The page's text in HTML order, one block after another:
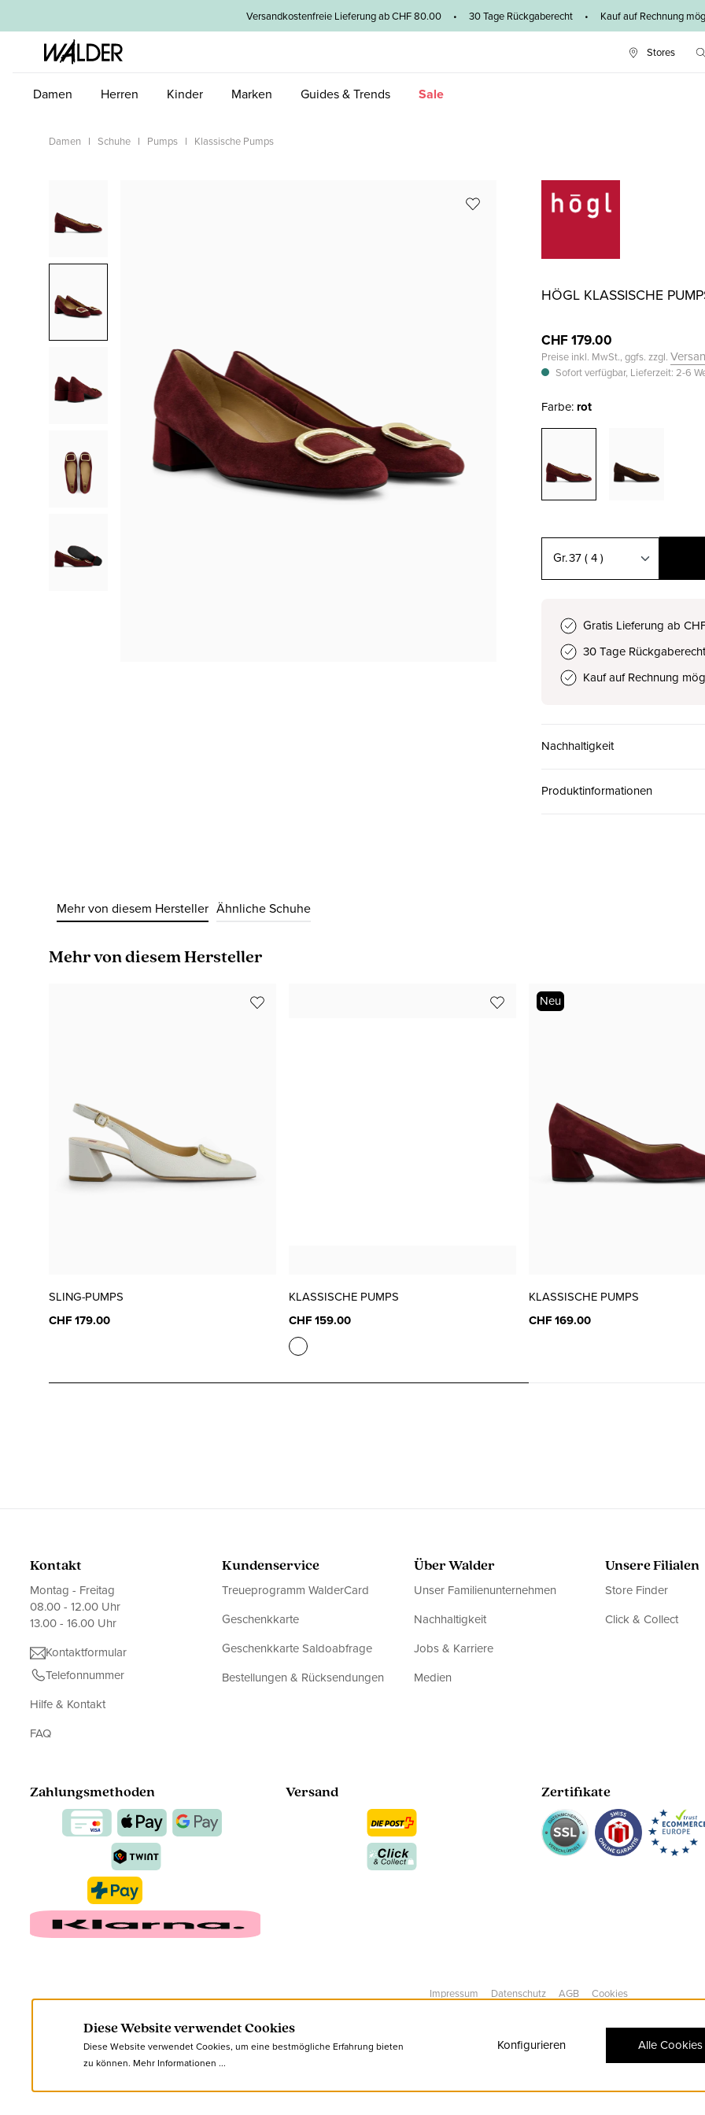
Versandkostenfreie Lieferung ab CHF 80.00 • 30 Tage Rückgaberecht • Kauf auf Rechnung
Stores
Damen Herren Kinder Marken Guides & Trends Sale
Damen Schuhe Pumps Klassische Pumps
HÖGL KLASSISCHE
CHF 179.00
Preise inkl. MwSt., ggfs. zzgl.
Sofort verfügbar, Lieferzeit: 2-6
Farbe: rot
37( 4 )
35 ( 3 ) CHF 179.00
41.5 ( 7½ )
Gratis Lieferung ab
30 Tage Rückgaberecht
Kauf auf Rechnung
Nachhaltigkeit
Produktinformationen
Mehr von diesem Hersteller Ähnliche Schuhe
Produktgalerie überspringen
Mehr von diesem Hersteller
SLING-PUMPS
CHF 179.00
KLASSISCHE PUMPS
CHF 159.00
Neu
KLASSISCHE PUMPS
CHF 169.00
Kontakt
Montag - Freitag
08.00 - 12.00 Uhr
13.00 - 16.00 Uhr
Kontaktformular
Telefonnummer
Hilfe & Kontakt
FAQ
Kundenservice
Treueprogramm WalderCard
Geschenkkarte
Geschenkkarte Saldoabfrage
Bestellungen & Rücksendungen
Über Walder
Unser Familienunternehmen
Nachhaltigkeit
Jobs & Karriere
Medien
Unsere Filialen
Store Finder
Click & Collect
Zahlungsmethoden Versand Zertifikate
Impressum Datenschutz AGB Cookies
Diese Website verwendet Cookies
Diese Website verwendet Cookies, um eine bestmögliche Erfahrung bieten
zu können. Mehr Informationen ...
Konfigurieren Alle